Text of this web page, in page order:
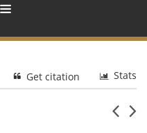
Stats
Get citation